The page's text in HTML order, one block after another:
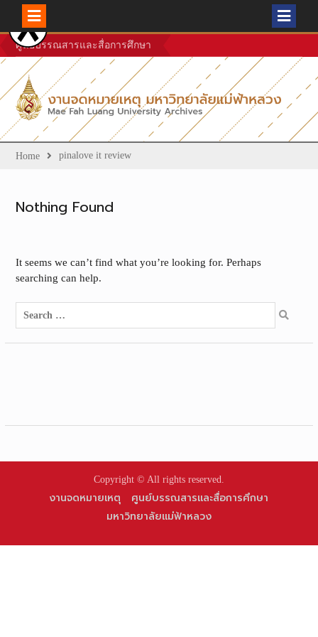
Skip
to
content
ศูนย์บรรณสารและสื่อการศึกษา
Home pinalove it review
Nothing Found
It seems we can’t find what you’re looking for. Perhaps
searching can help.
Search
for:
Copyright © All rights reserved.
งานจดหมายเหตุ
ศูนย์บรรณสารและสื่อการศึกษา
มหาวิทยาลัยแม่ฟ้าหลวง